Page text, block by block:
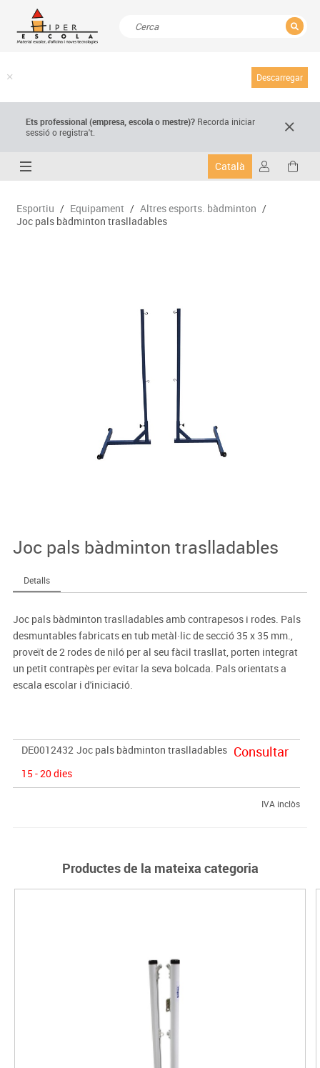
Descarregar
Ets professional (empresa,escola o mestre)? Recorda iniciar
sessió o registra't.
Català
Esportiu / Equipament / Altres esports. bàdminton /
Joc pals bàdminton traslladables
Joc pals bàdminton traslladables
Detalls
Joc pals bàdminton traslladables amb contrapesos i rodes. Pals
desmuntables fabricats en tub metàl·lic de secció 35 x 35 mm.,
proveït de 2 rodes de niló per al seu fàcil trasllat, porten integrat
un petit contrapès per evitar la seva bolcada. Pals orientats a
escala escolar i d'iniciació.
DE0012432 Joc pals bàdminton traslladables
15 - 20 dies
Consultar
IVA inclòs
Productes de la mateixa categoria